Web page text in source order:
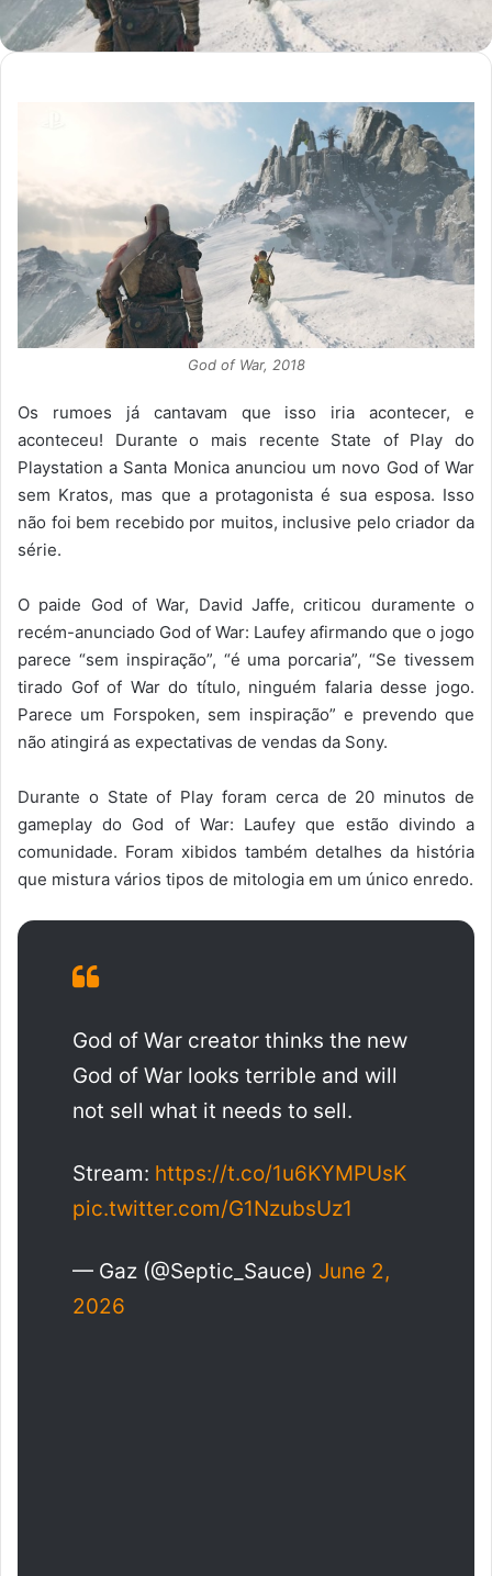
God of War, 2018
Os rumoes já cantavam que isso iria acontecer, e
aconteceu! Durante o mais recente State of Play do
Playstation a Santa Monica anunciou um novo God of War
sem Kratos, mas que a protagonista é sua esposa. Isso
não foi bem recebido por muitos, inclusive pelo criador da
série.
O paide God of War, David Jaffe, criticou duramente o
recém-anunciado God of War: Laufey afirmando que o jogo
parece “sem inspiração”, “é uma porcaria”, “Se tivessem
tirado Gof of War do título, ninguém falaria desse jogo.
Parece um Forspoken, sem inspiração” e prevendo que
não atingirá as expectativas de vendas da Sony.
Durante o State of Play foram cerca de 20 minutos de
gameplay do God of War: Laufey que estão divindo a
comunidade. Foram xibidos também detalhes da história
que mistura vários tipos de mitologia em um único enredo.
God of War creator thinks the new
God of War looks terrible and will
not sell what it needs to sell.
Stream: https://t.co/1u6KYMPUsK
pic.twitter.com/G1NzubsUz1
— Gaz (@Septic_Sauce) June 2,
2026